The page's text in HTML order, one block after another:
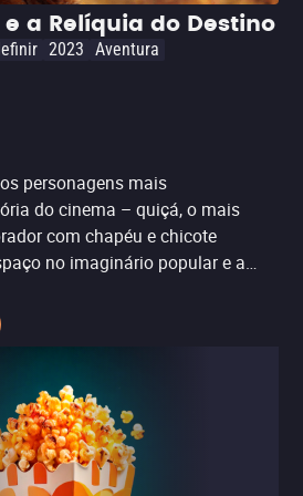
de Harrison Ford.
a Relíquia do Destino
2023 Aventura
personagens mais
do cinema – quiçá, o mais
com chapéu e chicote
no imaginário popular e a
anos depois do mediano
da Caveira de Cristal
papel do arqueólogo Indiana
última aventura. O longa-
1969 e Indy, que luta para se
que parece tê-lo superado, está